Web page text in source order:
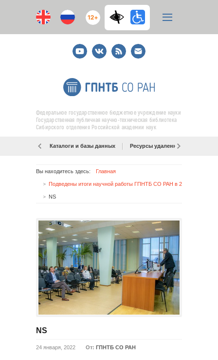
12+
YoutubeВКонтакте
RSS
E-
mail
подписка
Федеральное государственное бюджетное учреждение науки
Государственная публичная научно-техническая библиотека
Сибирского отделения Российской академии наук
Каталоги и базы данных Ресурсы удаленного доступа
Вы находитесь здесь: Главная
NS
NS
24 января, 2022 От: ГПНТБ СО РАН